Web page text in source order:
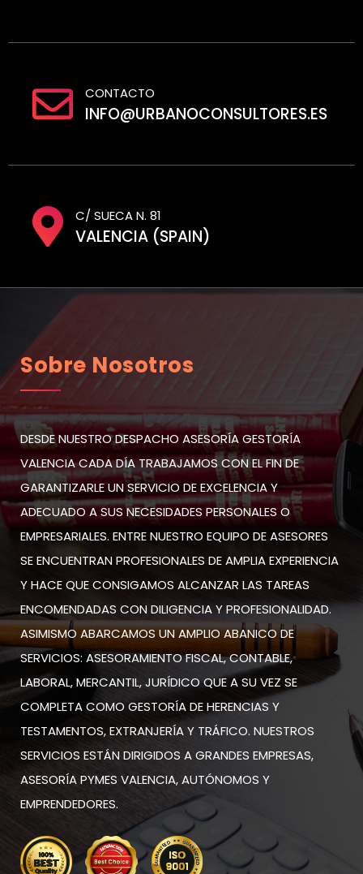
CONTACTO
INFO@URBANOCONSULTORES.ES
C/ SUECA N. 81
VALENCIA (SPAIN)
Sobre Nosotros
DESDE NUESTRO DESPACHO ASESORÍA GESTORÍA
VALENCIA CADA DÍA TRABAJAMOS CON EL FIN DE
GARANTIZARLE UN SERVICIO DE EXCELENCIA Y
ADECUADO A SUS NECESIDADES PERSONALES O
EMPRESARIALES. ENTRE NUESTRO EQUIPO DE ASESORES
SE ENCUENTRAN PROFESIONALES DE AMPLIA EXPERIENCIA
Y HACE QUE CONSIGAMOS ALCANZAR LAS TAREAS
ENCOMENDADAS CON DILIGENCIA Y PROFESIONALIDAD.
ASIMISMO ABARCAMOS UN AMPLIO ABANICO DE
SERVICIOS: ASESORAMIENTO FISCAL, CONTABLE,
LABORAL, MERCANTIL, JURÍDICO QUE A SU VEZ SE
COMPLETA COMO GESTORÍA DE HERENCIAS Y
TESTAMENTOS, EXTRANJERÍA Y TRÁFICO. NUESTROS
SERVICIOS ESTÁN DIRIGIDOS A GRANDES EMPRESAS,
ASESORÍA PYMES VALENCIA, AUTÓNOMOS Y
EMPRENDEDORES.